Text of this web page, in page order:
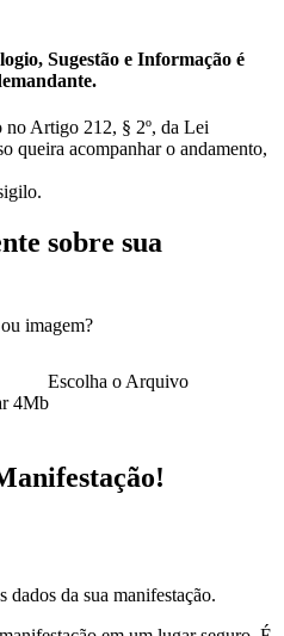
Sugestão e Informação é
no Artigo 212, § 2º, da Lei
queira acompanhar o andamento,
sobre sua
imagem?
Escolha o Arquivo
4Mb
da sua manifestação.